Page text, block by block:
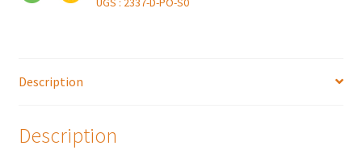
Description
Description